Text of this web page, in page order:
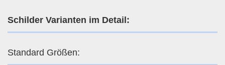
Schilder Varianten im Detail:
Standard Größen: